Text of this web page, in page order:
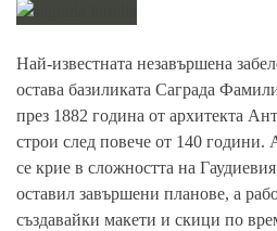
Най-известната незавършена
остава базиликата Саграда
през 1882 година от архитекта
строи след повече от 140 години.
се крие в сложността на
оставил завършени планове, а
създавайки макети и скици по